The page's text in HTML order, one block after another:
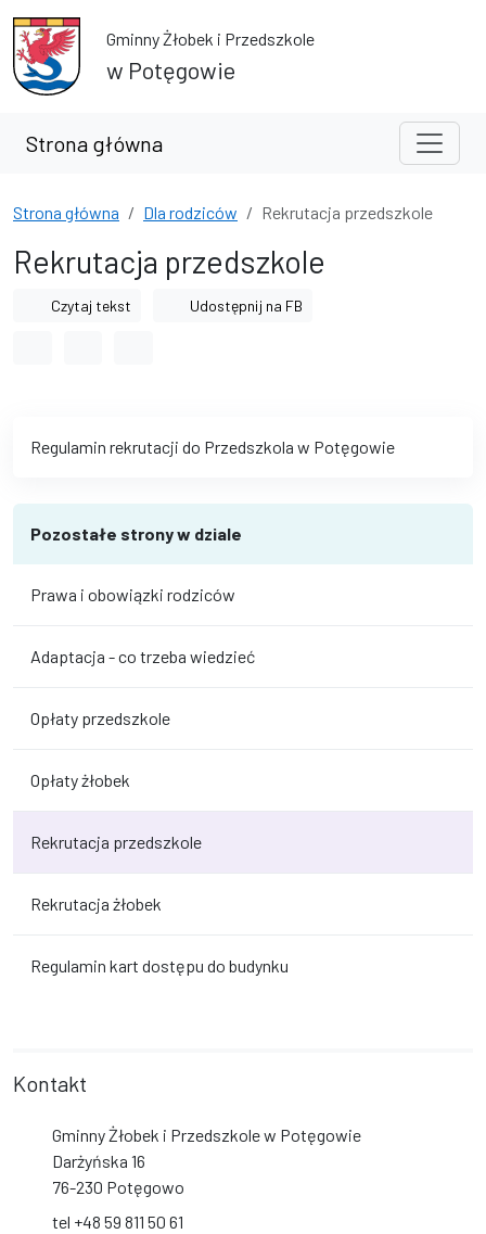
Przejdź do treści
Przejdź do wyszukiwarkiGminny Żłobek i Przedszkole
w Potęgowie
Strona główna
Strona główna Dla rodziców Rekrutacja przedszkole
Rekrutacja przedszkole
Czytaj tekst Udostępnij na FB
Regulamin rekrutacji do Przedszkola w Potęgowie
Pozostałe strony w dziale
Prawa i obowiązki rodziców
Adaptacja - co trzeba wiedzieć
Opłaty przedszkole
Opłaty żłobek
Rekrutacja przedszkole
Rekrutacja żłobek
Regulamin kart dostępu do budynku
Kontakt
Gminny Żłobek i Przedszkole w Potęgowie
Darżyńska 16
76-230 Potęgowo
tel +48 59 811 50 61